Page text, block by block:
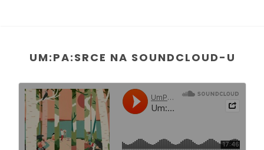
UM:PA:SRCE NA SOUNDCLOUD-U